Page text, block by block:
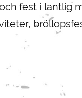
fest i lantlig